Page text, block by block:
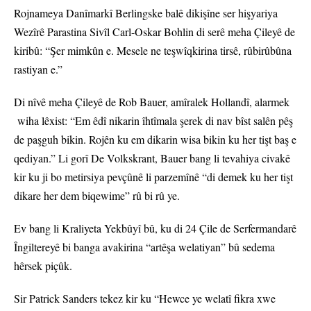
Rojnameya Danîmarkî Berlingske balê dikişîne ser hişyariya
Wezîrê Parastina Sivîl Carl-Oskar Bohlin di serê meha Çileyê de
kiribû: “Şer mimkûn e. Mesele ne teşwîqkirina tirsê, rûbirûbûna
rastiyan e.”
Di nîvê meha Çileyê de Rob Bauer, amîralek Hollandî, alarmek
wiha lêxist: “Em êdî nikarin îhtîmala şerek di nav bîst salên pêş
de paşguh bikin. Rojên ku em dikarin wisa bikin ku her tişt baş e
qediyan.” Li gorî De Volkskrant, Bauer bang li tevahiya civakê
kir ku ji bo metirsiya pevçûnê li parzemînê “di demek ku her tişt
dikare her dem biqewime” rû bi rû ye.
Ev bang li Kraliyeta Yekbûyî bû, ku di 24 Çile de Serfermandarê
Îngiltereyê bi banga avakirina “artêşa welatiyan” bû sedema
hêrsek piçûk.
Sir Patrick Sanders tekez kir ku “Hewce ye welatî fikra xwe